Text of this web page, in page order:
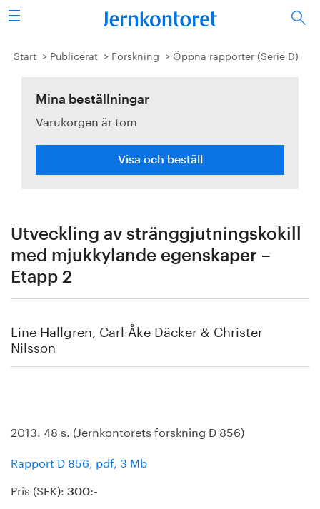
Sök
Stålindustrin
Vision 2050
Forskning/utbildning
Publicerat
Bildbank
Om oss
Start Publicerat Forskning Öppna rapporter (Serie D)
Mina beställningar
Varukorgen är tom
Visa och beställ
Utveckling av stränggjutningskokill
med mjukkylande egenskaper –
Etapp 2
Line Hallgren, Carl-Åke Däcker & Christer
Nilsson
2013. 48 s. (Jernkontorets forskning D 856)
Rapport D 856, pdf, 3 Mb
Pris (SEK): 300:-